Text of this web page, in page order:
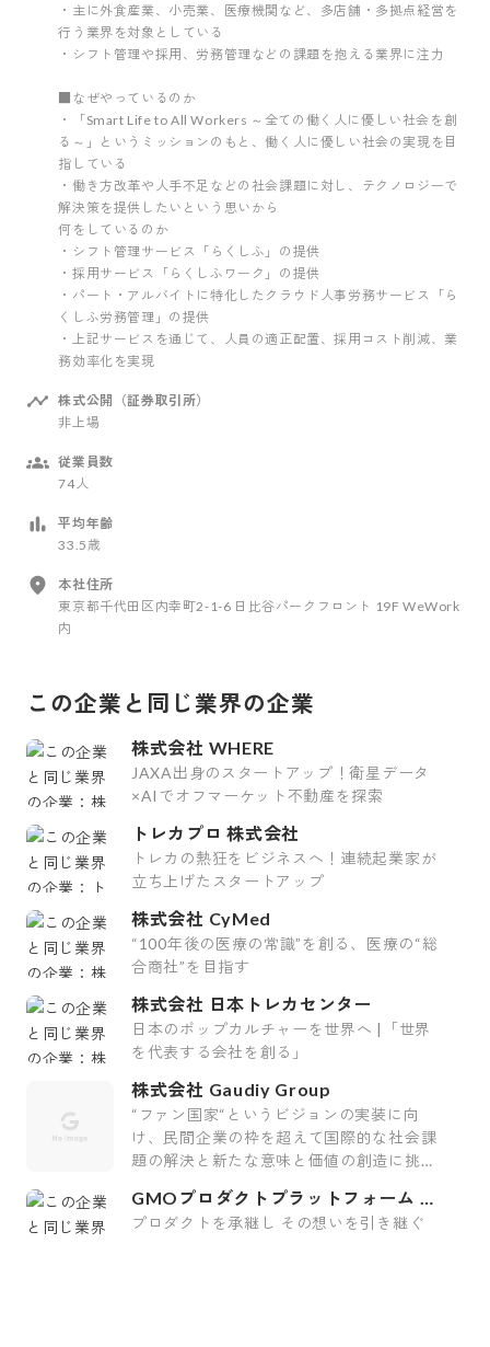
・主に外食産業、小売業、医療機関など、多店舗・多拠点経営を
行う業界を対象としている
・シフト管理や採用、労務管理などの課題を抱える業界に注力
■なぜやっているのか
・「Smart Life to All Workers ～全ての働く人に優しい社会を創
る～」というミッションのもと、働く人に優しい社会の実現を目
指している
・働き方改革や人手不足などの社会課題に対し、テクノロジーで
解決策を提供したいという思いから
何をしているのか
・シフト管理サービス「らくしふ」の提供
・採用サービス「らくしふワーク」の提供
・パート・アルバイトに特化したクラウド人事労務サービス「ら
くしふ労務管理」の提供
・上記サービスを通じて、人員の適正配置、採用コスト削減、業
務効率化を実現
株式公開（証券取引所）
非上場
従業員数
74人
平均年齢
33.5歳
本社住所
東京都千代田区内幸町2-1-6 日比谷パークフロント 19F WeWork
内
この企業と同じ業界の企業
株式会社 WHERE
JAXA出身のスタートアップ！衛星データ
×AIでオフマーケット不動産を探索
トレカプロ 株式会社
トレカの熱狂をビジネスへ！連続起業家が
立ち上げたスタートアップ
株式会社 CyMed
“100年後の医療の常識”を創る、医療の“総
合商社”を目指す
株式会社 日本トレカセンター
日本のポップカルチャーを世界へ |「世界
を代表する会社を創る」
株式会社 Gaudiy Group
“ファン国家“というビジョンの実装に向
け、民間企業の枠を超えて国際的な社会課
題の解決と新たな意味と価値の創造に挑む
GMOプロダクトプラットフォーム 株
式会社
プロダクトを承継し その想いを引き継ぐ